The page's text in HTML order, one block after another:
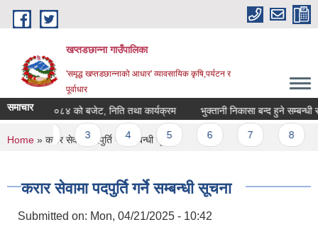
Skip to main content
खप्तडछान्ना गाउँपालिका
'समृद्ध खप्तडछान्नाको आधार' व्यावसायिक कृषि,पर्यटन र
पूर्वाधार
समाचार
२०८३|०८४ को बजेट, निति तथा कार्यक्रम भुक्तानी निकासा बन्द हुने सम्बन्धी
1 3
You are here
Home » करार सेवामा पदपुर्ति गर्ने सम्बन्धी सूचना
करार सेवामा पदपुर्ति गर्ने सम्बन्धी सूचना
Submitted on: Mon, 04/21/2025 - 10:42